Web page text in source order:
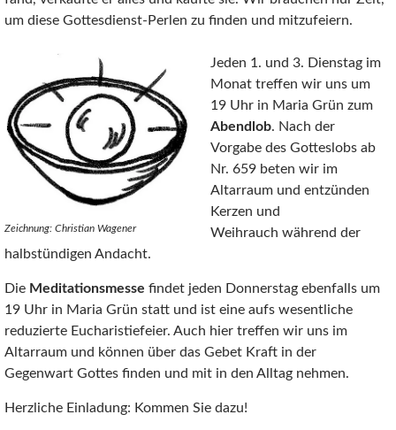
um diese Gottesdienst‐Perlen zu finden und mitzufeiern.
Zeichnung: Christian Wagener
Jeden 1. und 3. Dienstag im
Monat treffen wir uns um
19 Uhr in Maria Grün zum
Abendlob. Nach der
Vorgabe des Gotteslobs ab
Nr. 659 beten wir im
Altarraum und entzünden
Kerzen und
Weihrauch während der
halbstündigen Andacht.
Die Meditationsmesse findet jeden Donnerstag ebenfalls um
19 Uhr in Maria Grün statt und ist eine aufs wesentliche
reduzierte Eucharistiefeier. Auch hier treffen wir uns im
Altarraum und können über das Gebet Kraft in der
Gegenwart Gottes finden und mit in den Alltag nehmen.
Herzliche Einladung: Kommen Sie dazu!